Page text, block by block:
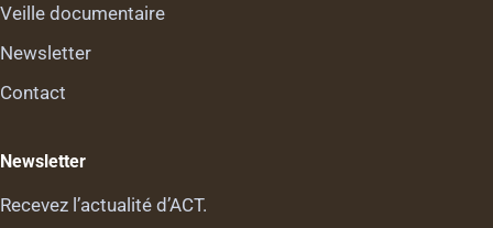
Veille documentaire
Newsletter
Contact
Newsletter
Recevez l’actualité d’ACT.